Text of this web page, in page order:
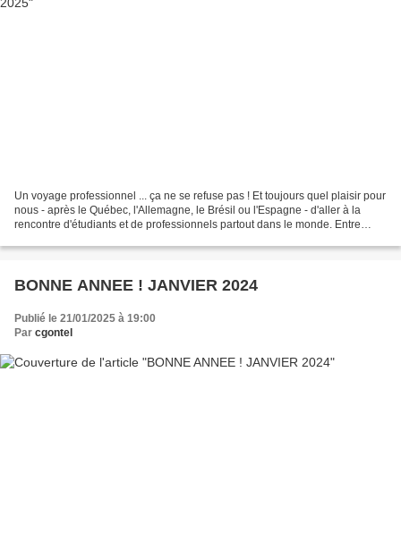
Un voyage professionnel ... ça ne se refuse pas ! Et toujours quel plaisir pour
nous - après le Québec, l'Allemagne, le Brésil ou l'Espagne - d'aller à la
rencontre d'étudiants et de professionnels partout dans le monde. Entre
BONNE ANNEE ! JANVIER 2024
Publié le 21/01/2025 à 19:00
Par cgontel